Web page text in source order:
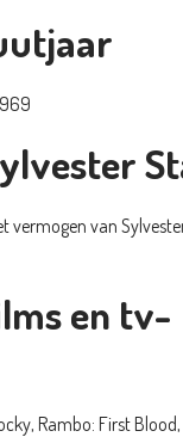
vermogen van
en tv-
Rambo: First